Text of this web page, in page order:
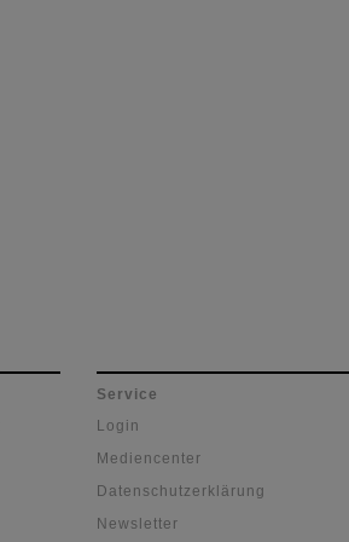
Service
Login
Mediencenter
Datenschutzerklärung
Newsletter